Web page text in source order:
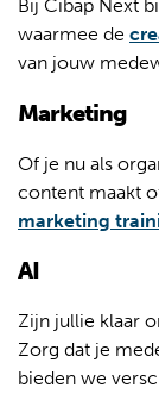
Bij Cibap Next
waarmee de
van jouw
Marketing
Of je nu als
content maakt
marketing
AI
Zijn jullie klaar
Zorg dat je
bieden we